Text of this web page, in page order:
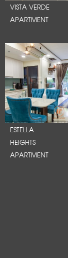
VISTA VERDE
APARTMENT
ESTELLA
HEIGHTS
APARTMENT